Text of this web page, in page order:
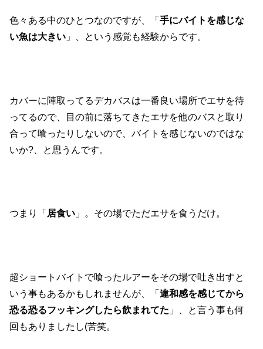
色々ある中のひとつなのですが、「手にバイトを感じな
い魚は大きい 」、という感覚も経験からです。
カバーに陣取ってるデカバスは一番良い場所でエサを待
ってるので、目の前に落ちてきたエサを他のバスと取り
合って喰ったりしないので、バイトを感じないのではな
いか?、と思うんです。
つまり「居食い 」。その場でただエサを食うだけ。
超ショートバイトで喰ったルアーをその場で吐き出すと
いう事もあるかもしれませんが、「違和感を感じてから
恐る恐るフッキングしたら飲まれてた 」、と言う事も何
回もありましたし(苦笑。